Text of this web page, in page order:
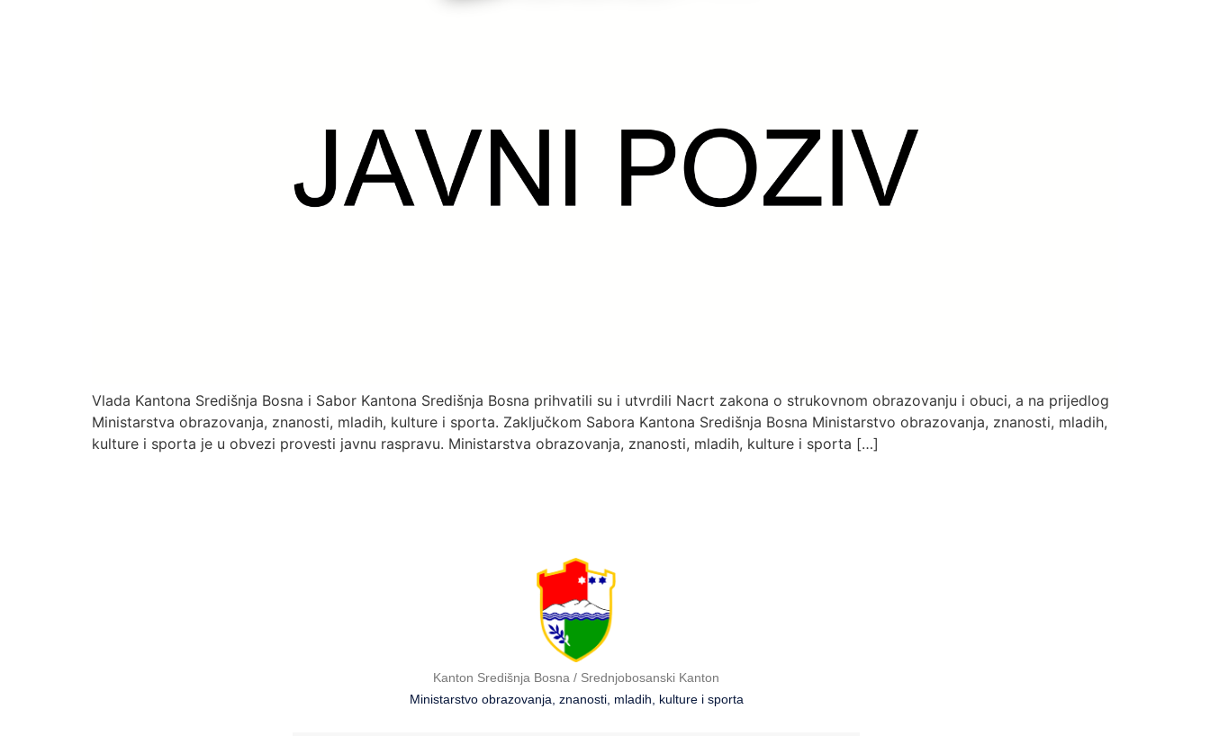
Vlada Kantona Središnja Bosna i Sabor Kantona Središnja Bosna prihvatili su i utvrdili Nacrt zakona o strukovnom obrazovanju i obuci, a na prijedlog
Ministarstva obrazovanja, znanosti, mladih, kulture i sporta. Zaključkom Sabora Kantona Središnja Bosna Ministarstvo obrazovanja, znanosti, mladih,
kulture i sporta je u obvezi provesti javnu raspravu. Ministarstva obrazovanja, znanosti, mladih, kulture i sporta […]
Kanton Središnja Bosna / Srednjobosanski Kanton
Ministarstvo obrazovanja, znanosti, mladih, kulture i sporta